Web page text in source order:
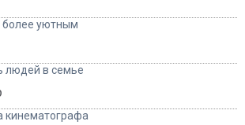
более уютным
людей в семье
кинематографа